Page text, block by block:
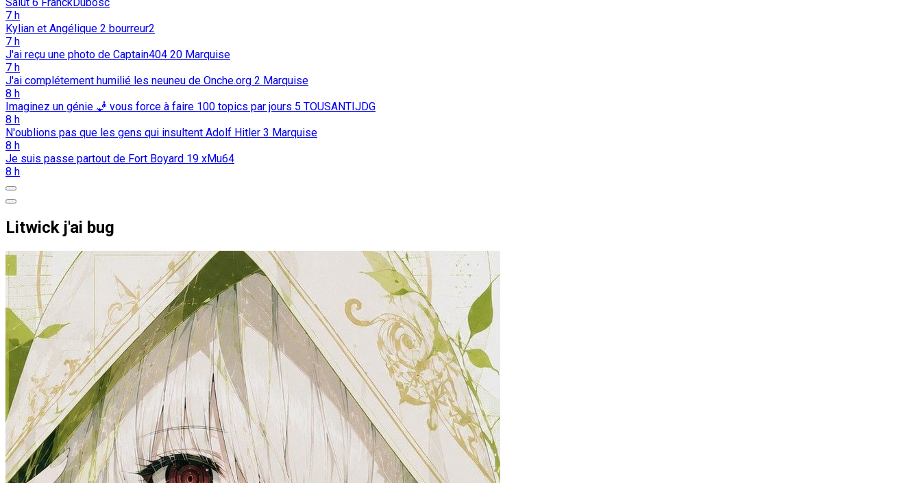
7 h
Kylian et Angélique 2 bourreur2
7 h
J'ai reçu une photo de Captain404 20 Marquise
7 h
J'ai complétement humilié les neuneu de Onche.org 2 Marquise
8 h
Imaginez un génie 🧞 vous force à faire 100 topics par jours 5 TOUSANTIJDG
8 h
N'oublions pas que les gens qui insultent Adolf Hitler 3 Marquise
8 h
Je suis passe partout de Fort Boyard 19 xMu64
8 h
Litwick j'ai bug